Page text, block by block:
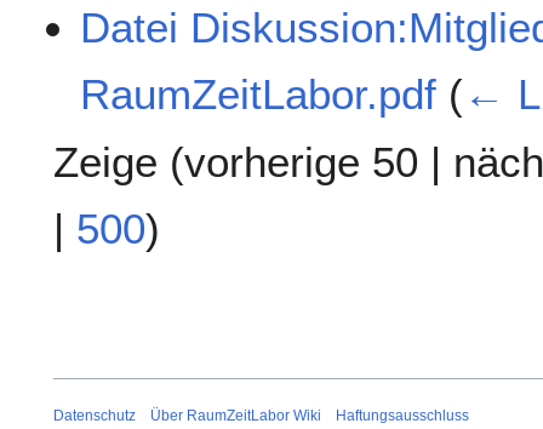
Datei
RaumZeitLabor.pdf (←
Zeige (vorherige 50 |
| 500)
Datenschutz Über RaumZeitLabor Wiki Haftungsausschluss